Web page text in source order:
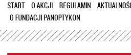
START O AKCJI REGULAMIN
O FUNDACJI PANOPTYKON